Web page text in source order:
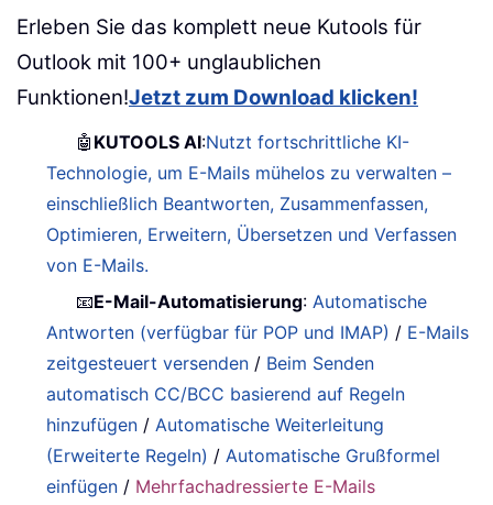
Erleben Sie das komplett neue Kutools für
Outlook mit 100+ unglaublichen
Funktionen!Jetzt zum Download klicken!
🤖 KUTOOLS AI:Nutzt fortschrittliche KI-
Technologie, um E-Mails mühelos zu verwalten –
einschließlich Beantworten, Zusammenfassen,
Optimieren, Erweitern, Übersetzen und Verfassen
von E-Mails.
📧E-Mail-Automatisierung:Automatische
Antworten (verfügbar für POP und IMAP) / E-Mails
zeitgesteuert versenden / Beim Senden
automatisch CC/BCC basierend auf Regeln
hinzufügen /Automatische Weiterleitung
(Erweiterte Regeln) /Automatische Grußformel
einfügen / Mehrfachadressierte E-Mails